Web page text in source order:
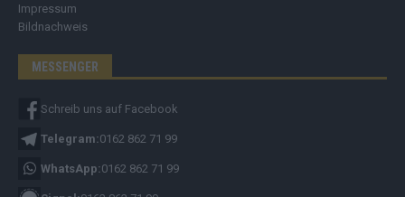
Impressum
Bildnachweis
MESSENGER
Schreib uns auf Facebook
Telegram:0162 862 71 99
WhatsApp:0162 862 71 99